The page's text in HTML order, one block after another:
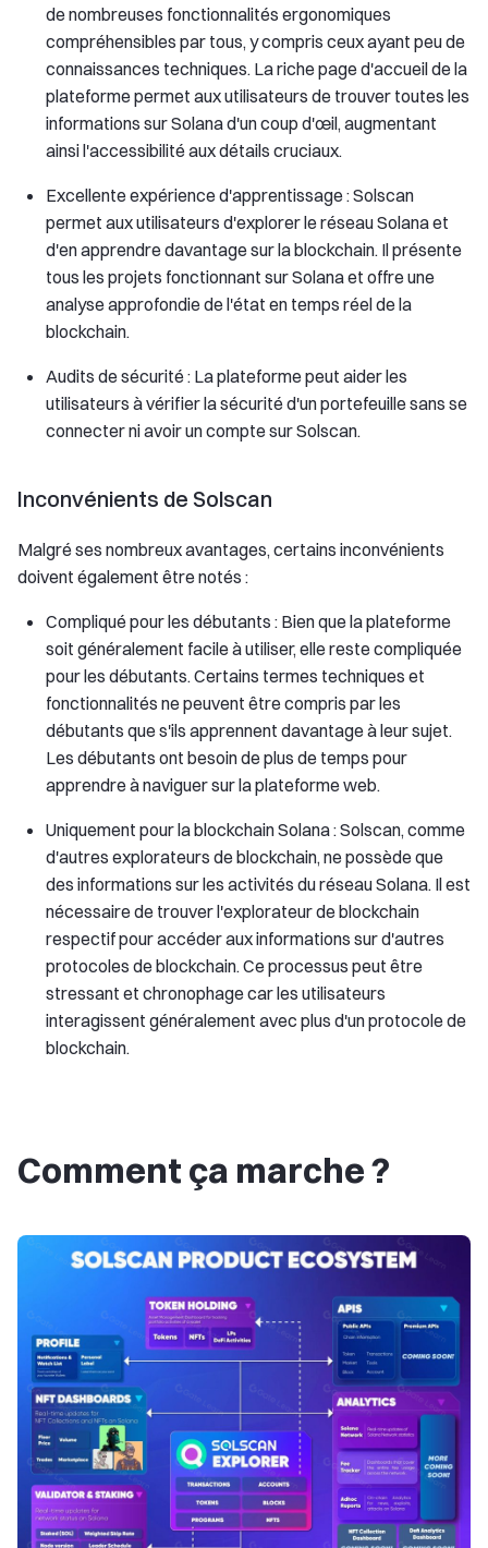
de nombreuses fonctionnalités ergonomiques
compréhensibles par tous, y compris ceux ayant peu de
connaissances techniques. La riche page d'accueil de la
plateforme permet aux utilisateurs de trouver toutes les
informations sur Solana d'un coup d'œil, augmentant
ainsi l'accessibilité aux détails cruciaux.
Excellente expérience d'apprentissage : Solscan
permet aux utilisateurs d'explorer le réseau Solana et
d'en apprendre davantage sur la blockchain. Il présente
tous les projets fonctionnant sur Solana et offre une
analyse approfondie de l'état en temps réel de la
blockchain.
Audits de sécurité : La plateforme peut aider les
utilisateurs à vérifier la sécurité d'un portefeuille sans se
connecter ni avoir un compte sur Solscan.
Inconvénients de Solscan
Malgré ses nombreux avantages, certains inconvénients
doivent également être notés :
Compliqué pour les débutants : Bien que la plateforme
soit généralement facile à utiliser, elle reste compliquée
pour les débutants. Certains termes techniques et
fonctionnalités ne peuvent être compris par les
débutants que s'ils apprennent davantage à leur sujet.
Les débutants ont besoin de plus de temps pour
apprendre à naviguer sur la plateforme web.
Uniquement pour la blockchain Solana : Solscan, comme
d'autres explorateurs de blockchain, ne possède que
des informations sur les activités du réseau Solana. Il est
nécessaire de trouver l'explorateur de blockchain
respectif pour accéder aux informations sur d'autres
protocoles de blockchain. Ce processus peut être
stressant et chronophage car les utilisateurs
interagissent généralement avec plus d'un protocole de
blockchain.
Comment ça marche ?